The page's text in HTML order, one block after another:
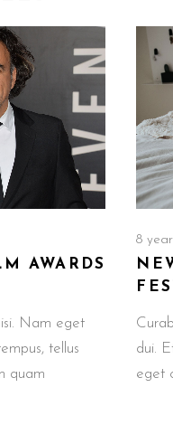
AWARDS
Nam eget
tellus
quam
8
dui.
eget